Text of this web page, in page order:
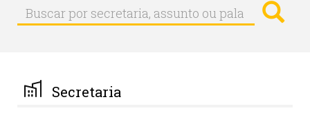
Buscar
Buscar
por
palavra-
chave
Secretaria